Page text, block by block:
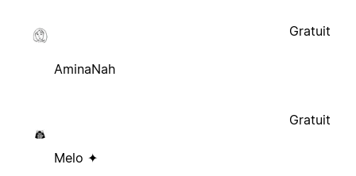
AminaNah
Gratuit
Melo ✦
Gratuit